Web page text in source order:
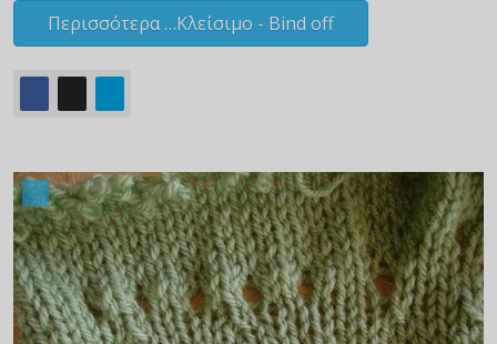
Περισσότερα …Κλείσιμο - Bind off